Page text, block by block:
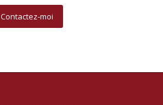
Contactez-moi